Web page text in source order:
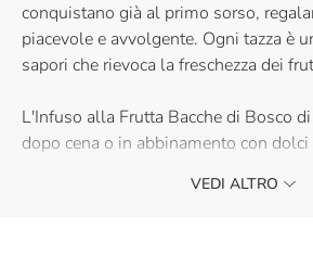
conquistano già al primo sorso,
piacevole e avvolgente. Ogni tazza è
sapori che rievoca la freschezza dei
L'Infuso alla Frutta Bacche di Bosco
dopo cena o in abbinamento con
VEDI ALTRO